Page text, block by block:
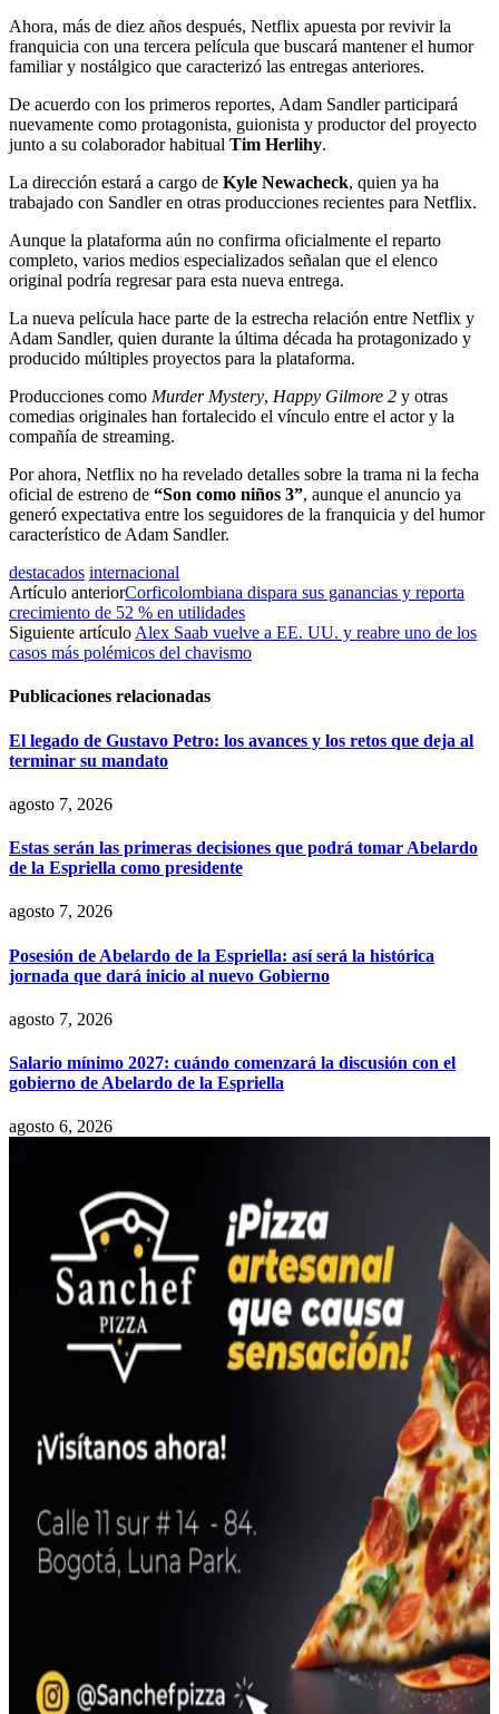
Ahora, más de diez años después, Netflix apuesta por revivir la
franquicia con una tercera película que buscará mantener el humor
familiar y nostálgico que caracterizó las entregas anteriores.
De acuerdo con los primeros reportes, Adam Sandler participará
nuevamente como protagonista, guionista y productor del proyecto
junto a su colaborador habitual Tim Herlihy.
La dirección estará a cargo de Kyle Newacheck, quien ya ha
trabajado con Sandler en otras producciones recientes para Netflix.
Aunque la plataforma aún no confirma oficialmente el reparto
completo, varios medios especializados señalan que el elenco
original podría regresar para esta nueva entrega.
La nueva película hace parte de la estrecha relación entre Netflix y
Adam Sandler, quien durante la última década ha protagonizado y
producido múltiples proyectos para la plataforma.
Producciones como Murder Mystery, Happy Gilmore 2 y otras
comedias originales han fortalecido el vínculo entre el actor y la
compañía de streaming.
Por ahora, Netflix no ha revelado detalles sobre la trama ni la fecha
oficial de estreno de “Son como niños 3”, aunque el anuncio ya
generó expectativa entre los seguidores de la franquicia y del humor
característico de Adam Sandler.
destacados internacional
Artículo anteriorCorficolombiana dispara sus ganancias y reporta
crecimiento de 52 % en utilidades
Siguiente artículo Alex Saab vuelve a EE. UU. y reabre uno de los
casos más polémicos del chavismo
Publicaciones relacionadas
El legado de Gustavo Petro: los avances y los retos que deja al
terminar su mandato
agosto 7, 2026
Estas serán las primeras decisiones que podrá tomar Abelardo
de la Espriella como presidente
agosto 7, 2026
Posesión de Abelardo de la Espriella: así será la histórica
jornada que dará inicio al nuevo Gobierno
agosto 7, 2026
Salario mínimo 2027: cuándo comenzará la discusión con el
gobierno de Abelardo de la Espriella
agosto 6, 2026